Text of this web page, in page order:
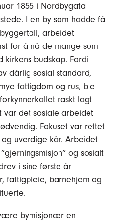
1855 i Nordbygata i
I en by som hadde få
arbeidet
for å nå de mange som
kirkens budskap. Fordi
dårlig sosial standard,
fattigdom og rus, ble
raskt lagt
var det sosiale arbeidet
Fokuset var rettet
uverdige kår. Arbeidet
og sosialt
i sine første år
fattigpleie, barnehjem og
bymisjonær en